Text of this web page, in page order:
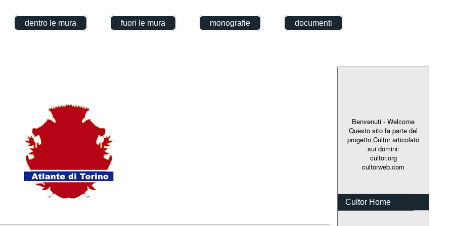
dentro le mura fuori le mura monografie documenti
Benvenuti - Welcome
Questo sito fa parte del
progetto Cultor articolato
sui domini:
cultor.org
cultorweb.com
Cultor Home